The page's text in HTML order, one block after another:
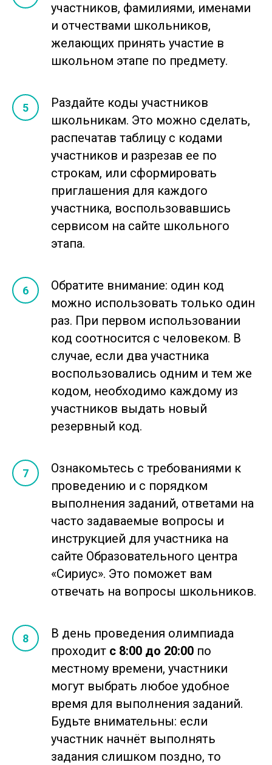
РЕГИСТРАЦИЯ
ОБ ОЛИМПИАДЕ
ПРАВИЛА
НОВОСТИ
КОНТАКТЫ
ОРГАНИЗАТОРАМ
FAQ
УЧАСТНИКАМ
участников, фамилиями, именами
и отчествами школьников,
желающих принять участие в
школьном этапе по предмету.
Раздайте коды участников
школьникам. Это можно сделать,
распечатав таблицу с кодами
участников и разрезав ее по
строкам, или сформировать
приглашения для каждого
участника, воспользовавшись
сервисом на сайте школьного
этапа.
Обратите внимание: один код
можно использовать только один
раз. При первом использовании
код соотносится с человеком. В
случае, если два участника
воспользовались одним и тем же
кодом, необходимо каждому из
участников выдать новый
резервный код.
Ознакомьтесь с требованиями к
проведению и с порядком
выполнения заданий, ответами на
часто задаваемые вопросы и
инструкцией для участника на
сайте Образовательного центра
«Сириус». Это поможет вам
отвечать на вопросы школьников.
В день проведения олимпиада
проходит с 8:00 до 20:00 по
местному времени, участники
могут выбрать любое удобное
время для выполнения заданий.
Будьте внимательны: если
участник начнёт выполнять
задания слишком поздно, то